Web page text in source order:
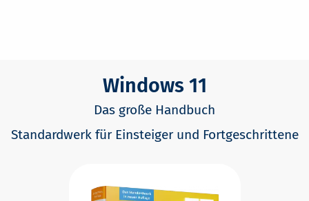
Windows 11
Das große Handbuch
Standardwerk für Einsteiger und Fortgeschrittene